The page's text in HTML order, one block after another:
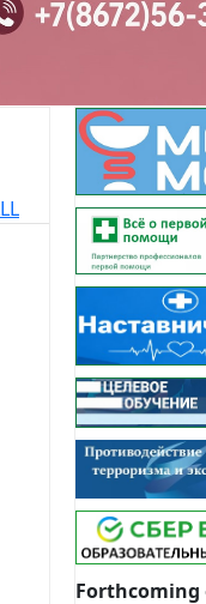
Forthcoming